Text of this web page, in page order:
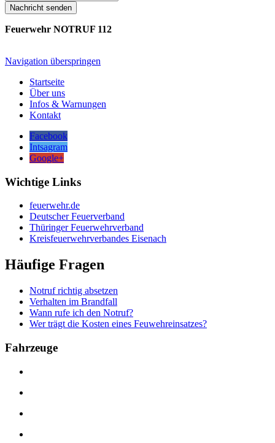
Nachricht senden
Feuerwehr NOTRUF 112
Navigation überspringen
Startseite
Über uns
Infos & Warnungen
Kontakt
Facebook
Intsagram
Google+
Wichtige Links
feuerwehr.de
Deutscher Feuerverband
Thüringer Feuerwehrverband
Kreisfeuerwehrverbandes Eisenach
Häufige Fragen
Notruf richtig absetzen
Verhalten im Brandfall
Wann rufe ich den Notruf?
Wer trägt die Kosten eines Feuwehreinsatzes?
Fahrzeuge